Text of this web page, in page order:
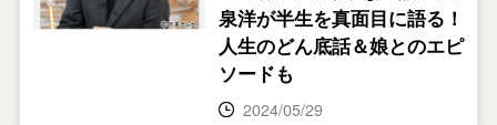
泉洋が半生を真面目に語る！
人生のどん底話＆娘とのエピ
ソードも
2024/05/29